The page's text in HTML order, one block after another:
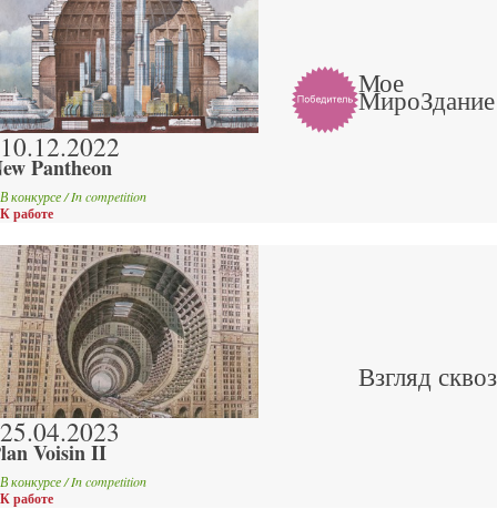
10.12.2022
Pantheon
В конкурсе / In competition
К работе
Мое
МироЗдание
25.04.2023
Voisin II
В конкурсе / In competition
К работе
Взгляд